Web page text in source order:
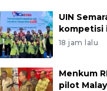
UIN
kompetisi
18 jam lalu
Menkum
pilot